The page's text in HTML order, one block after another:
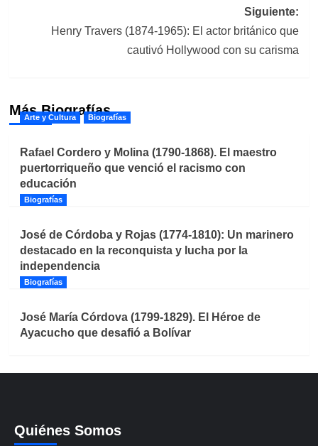
Siguiente:
Henry Travers (1874-1965): El actor británico que
cautivó Hollywood con su carisma
Más Biografías
Arte y Cultura Biografías
Rafael Cordero y Molina (1790-1868). El maestro
puertorriqueño que venció el racismo con
educación
Biografías
José de Córdoba y Rojas (1774-1810): Un marinero
destacado en la reconquista y lucha por la
independencia
Biografías
José María Córdova (1799-1829). El Héroe de
Ayacucho que desafió a Bolívar
Quiénes Somos